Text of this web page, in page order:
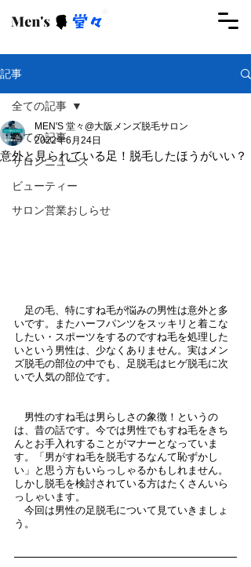
記事
全ての記事
サロンニュース
ビューティー
サロン営業おしらせ
全ての記事
意外と見られている足！脱毛したほうがいい？
MEN'S 堂々@大阪メンズ脱毛サロン
2022年6月24日
足の毛、特にすね毛が悩みの男性は意外と多
いです。またハーフパンツをスッキリと着こな
したい・スポーツをするのですね毛を処理した
いという男性は、少なくありません。実はメン
ズ脱毛の部位の中でも、足脱毛はヒゲ脱毛に次
いで人気の部位です。
男性のすね毛は男らしさの象徴！というの
は、昔の話です。今では男性でもすね毛をきち
んとお手入れすることがマナーとなっていま
す。「男がすね毛を脱毛するなんて恥ずかし
い」と思う方もいらっしゃるかもしれません。
しかし脱毛を検討されている方はたくさんいら
っしゃいます。
今回は男性の足脱毛について見ていきましょ
う。